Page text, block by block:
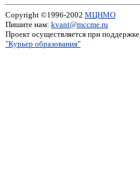
Copyright ©1996-2002 МЦНМО
Пишите нам: kvant@mccme.ru
Проект осуществляется при поддержке
"Курьер образования"